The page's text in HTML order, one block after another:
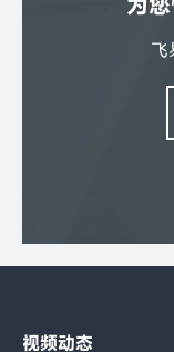
飞
视频动态